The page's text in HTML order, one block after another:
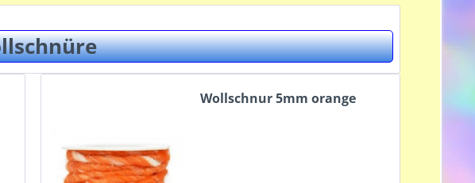
Wollschnur 5mm orange